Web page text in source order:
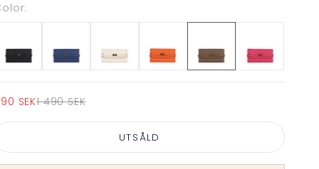
pris
SEKPris
1 490 SEK
UTSÅLD